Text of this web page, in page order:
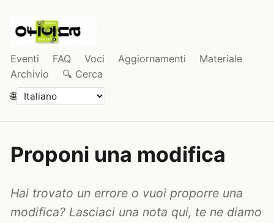
Eventi FAQ Voci Aggiornamenti
Materiale
Archivio
🔍 Cerca
🌐
Proponi una modifica
Hai trovato un errore o vuoi proporre una
modifica? Lasciaci una nota qui, te ne diamo